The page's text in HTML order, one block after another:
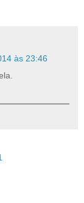
às 23:46